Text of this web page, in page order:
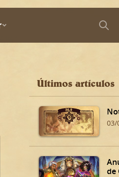
Últimos artículos
03/
de